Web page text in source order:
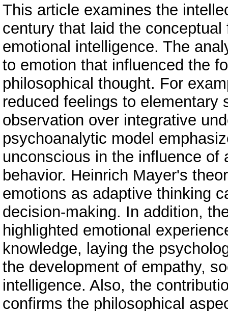
This article examines the
century that laid the
emotional intelligence. The
to emotion that influenced the
philosophical thought. For
reduced feelings to elementary
observation over integrative
psychoanalytic model
unconscious in the influence
behavior. Heinrich Mayer's
emotions as adaptive thinking
decision-making. In addition,
highlighted emotional
knowledge, laying the
the development of empathy,
intelligence. Also, the
confirms the philosophical